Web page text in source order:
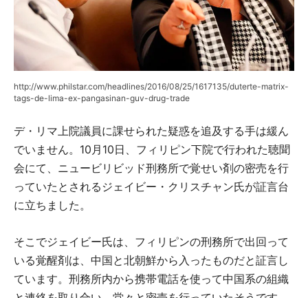
http://www.philstar.com/headlines/2016/08/25/1617135/duterte-matrix-
tags-de-lima-ex-pangasinan-guv-drug-trade
デ・リマ上院議員に課せられた疑惑を追及する手は緩ん
でいません。10月10日、フィリピン下院で行われた聴聞
会にて、ニュービリビッド刑務所で覚せい剤の密売を行
っていたとされるジェイビー・クリスチャン氏が証言台
に立ちました。
そこでジェイビー氏は、フィリピンの刑務所で出回って
いる覚醒剤は、中国と北朝鮮から入ったものだと証言し
ています。刑務所内から携帯電話を使って中国系の組織